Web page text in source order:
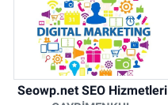
Seowp.net SEO Hizmetleri